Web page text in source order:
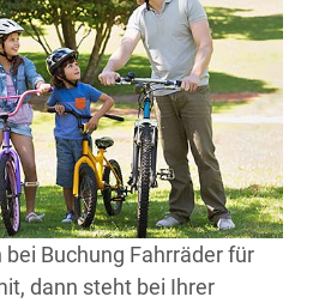
Buchung Fahrräder für
dann steht bei Ihrer